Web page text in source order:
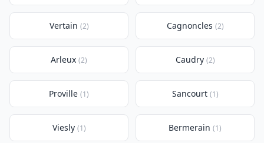
Vertain (2) Cagnoncles (2)
Arleux (2) Caudry (2)
Proville (1) Sancourt (1)
Viesly (1) Bermerain (1)